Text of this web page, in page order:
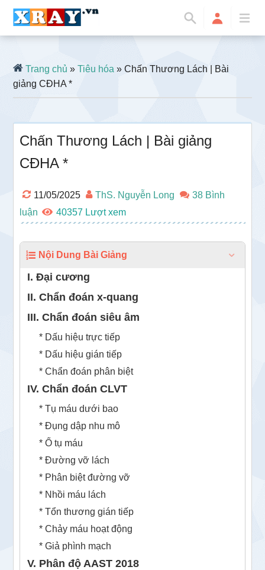
Trang chủ »Tiêu hóa » Chấn Thương Lách | Bài
giảng CĐHA *
Chấn Thương Lách | Bài giảng
CĐHA *
11/05/2025 ThS. Nguyễn Long
38 Bình
luận
40357
Nội Dung Bài Giảng
I. Đại cương
II. Chẩn đoán x-quang
III. Chẩn đoán siêu âm
* Dấu hiệu trực tiếp
* Dấu hiệu gián tiếp
* Chẩn đoán phân biệt
IV. Chẩn đoán CLVT
* Tụ máu dưới bao
* Đụng dập nhu mô
* Ổ tụ máu
* Đường vỡ lách
* Phân biệt đường vỡ
* Nhồi máu lách
* Tổn thương gián tiếp
* Chảy máu hoạt động
* Giả phình mạch
V. Phân độ AAST 2018